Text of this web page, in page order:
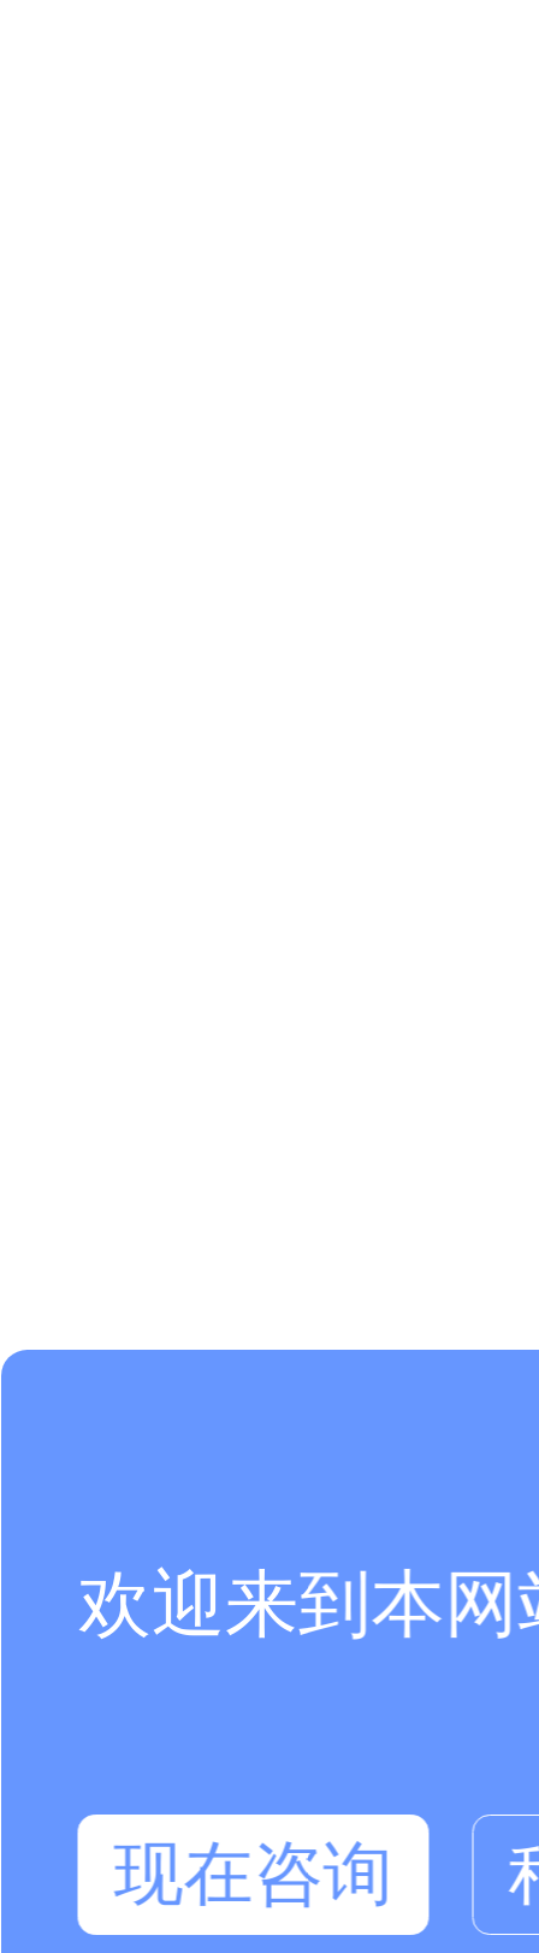
欢迎来到本
现在咨询